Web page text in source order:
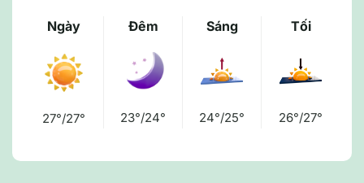
Ngày
27°/27°
Đêm
23°/24°
Sáng
24°/25°
Tối
26°/27°